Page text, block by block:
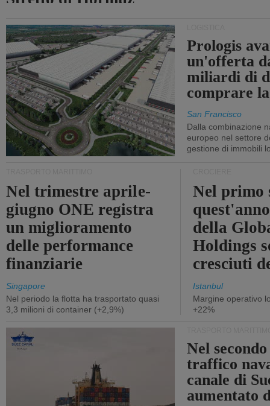
Prologis
un'offerta
miliardi di
comprare
San Francisco
Dalla combinazione
europeo nel settore
gestione di immobili
Nel trimestre aprile-
giugno ONE registra
un miglioramento
delle performance
finanziarie
Singapore
Nel periodo la flotta ha trasportato quasi
3,3 milioni di container (+2,9%)
Nel primo
della
Holdings
cresciuti
Istanbul
Margine operativo
+22%
Nel
traffico
canale di
aumentato